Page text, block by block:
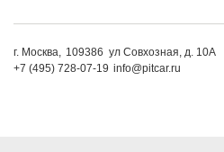
г. Москва, 109386 ул Совхозная, д. 10А
+7 (495) 728-07-19 info@pitcar.ru